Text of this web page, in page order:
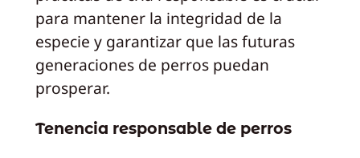
para mantener la integridad de la
especie y garantizar que las futuras
generaciones de perros puedan
prosperar.
Tenencia responsable de perros